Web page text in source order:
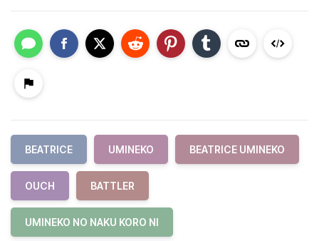
BEATRICE UMINEKO BEATRICE UMINEKO
OUCH BATTLER
UMINEKO NO NAKU KORO NI